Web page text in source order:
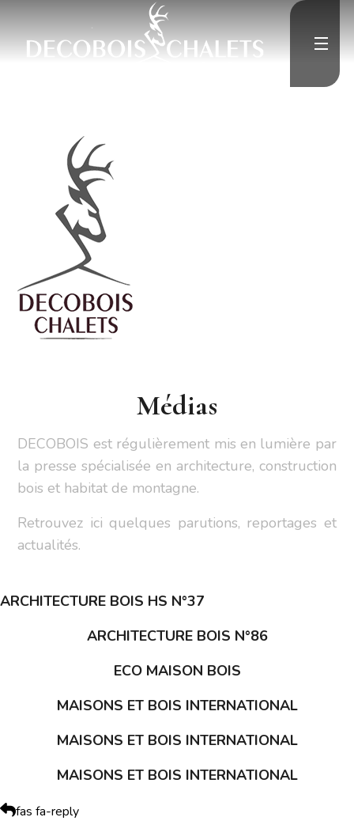
Contact
Médias
DECOBOIS est régulièrement mis en lumière par
la presse spécialisée en architecture, construction
bois et habitat de montagne.
Retrouvez ici quelques parutions, reportages et
actualités.
ARCHITECTURE BOIS HS N°37
ARCHITECTURE BOIS N°86
ECO MAISON BOIS
MAISONS ET BOIS INTERNATIONAL
MAISONS ET BOIS INTERNATIONAL
MAISONS ET BOIS INTERNATIONAL
fas fa-reply